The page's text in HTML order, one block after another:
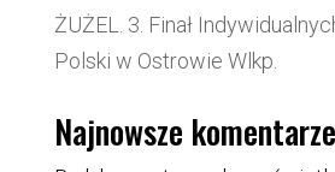
ŻUŻEL. 3. Finał
Polski w Ostrowie Wlkp.
Najnowsze komentarze